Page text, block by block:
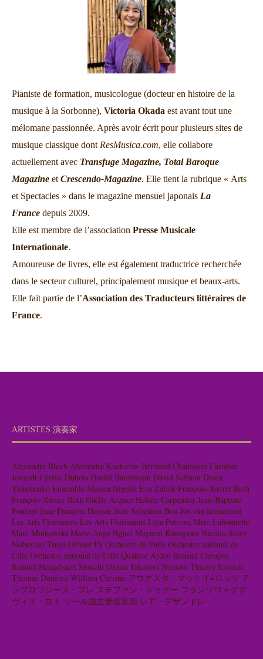
Pianiste de formation, musicologue (docteur en histoire de la
musique à la Sorbonne), Victoria Okada est avant tout une
mélomane passionnée. Après avoir écrit pour plusieurs sites de
musique classique dont ResMusica.com, elle collabore
actuellement avec Transfuge Magazine, Total Baroque
Magazine et Crescendo-Magazine. Elle tient la rubrique « Arts
et Spectacles » dans le magazine mensuel japonais La
France depuis 2009.
Elle est membre de l’association Presse Musicale
Internationale.
Amoureuse de livres, elle est également traductrice recherchée
dans le secteur culturel, principalement musique et beaux-arts.
Elle fait partie de l’Association des Traducteurs littéraires de
France.
ARTISTES 演奏家
Alexandre Bloch Alexandre Kantorow Bertrand Chamayou Caroline
Jestaedt Cyrille Dubois Daniel Barenboim David Salmon Diana
Tishchenko Ensemble Musica Nigella Eva Zaïcik François-Xavier Roth
François-Xavier Roth Gaëlle Arquez Hélène Carpentier Jean-Baptiste
Fonlupt Jean-François Heisser Jean-Sébastien Bou Jos van Immerseel
Les Arts Florissants Les Arts Florissants Liya Petrova Marc Labonnette
Marc Minkowski Marie-Ange Nguci Mayumi Kanagawa Nicolas Stavy
Nobuyuki Tsujii Olivier Py Orchestre de Paris Orchestre national de
Lille Orchestre national de Lille Quatuor Ardeo Renaud Capuçon
Samuel Hengebaert Shuichi Okada Takénori Némoto Thierry Escaich
Thomas Dunford William Christie アウグスタ・マッケイ=ロッジ ア
ンブロワジーヌ・ブレ ステファン・ドゥグー フランソワ＝グザ
ヴィエ・ロト リール国立管弦楽団 レア・デザンドレ